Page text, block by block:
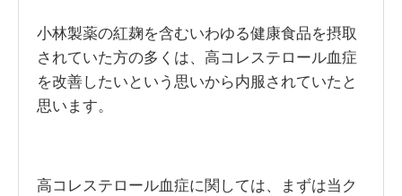
小林製薬の紅麹を含むいわゆる健康食品を摂取
されていた方の多くは、高コレステロール血症
を改善したいという思いから内服されていたと
思います。
高コレステロール血症に関しては、まずは当ク